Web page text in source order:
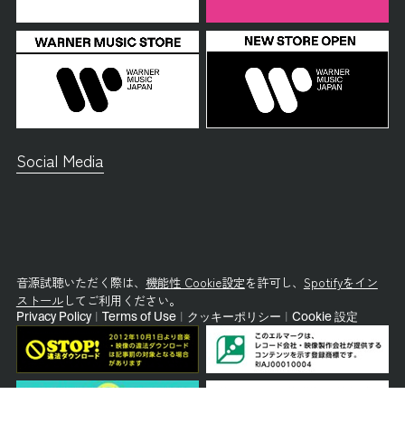
Social Media
音源試聴いただく際は、 機能性 Cookie設定を許可し、 Spotifyをイン
ストールしてご利用ください。
Privacy Policy Terms of Use クッキーポリシー Cookie 設定